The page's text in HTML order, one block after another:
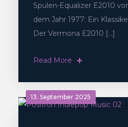
Spulen-Equalizer E2010
dem Jahr 1977: Ein
Der Vermona E2010 […]
Read More
13. September 2025